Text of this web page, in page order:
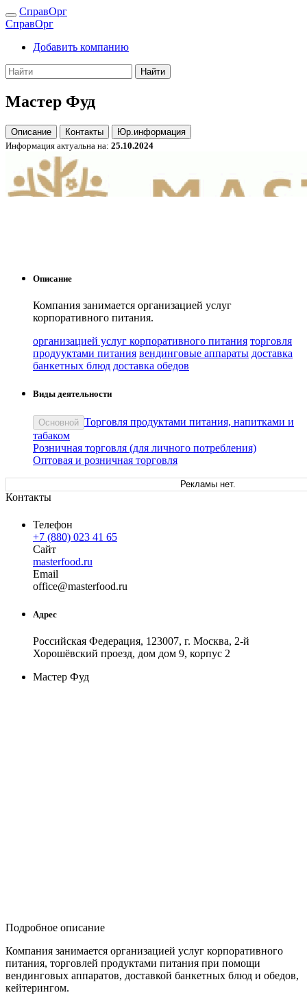
СправОрг
СправОрг
Добавить компанию
Найти
Мастер Фуд
Описание Контакты
Юр.информация
Информация актуальна на: 25.10.2024
Описание
Компания занимается организацией услуг
корпоративного питания.
организацией услуг корпоративного питания торговля
продууктами питания вендинговые аппараты доставка
банкетных блюд доставка обедов
Виды деятельности
Основной Торговля продуктами питания, напитками и
табаком
Розничная торговля (для личного потребления)
Оптовая и розничная торговля
Рекламы нет.
Контакты
Телефон
+7 (880) 023 41 65
Сайт
masterfood.ru
Email
office@masterfood.ru
Адрес
Российская Федерация, 123007, г. Москва, 2-й
Хорошёвский проезд, дом дом 9, корпус 2
Мастер Фуд
Подробное описание
Компания занимается организацией услуг корпоративного
питания, торговлей продуктами питания при помощи
вендинговых аппаратов, доставкой банкетных блюд и обедов,
кейтерингом.